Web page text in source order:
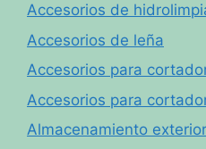
Accesorios de
Accesorios de leña
Accesorios para
Accesorios para
Almacenamiento exterior